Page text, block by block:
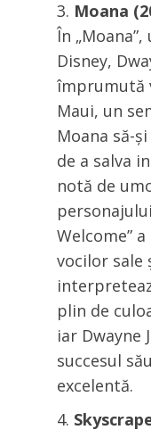
Moana
În
Disney,
împrumută
Maui, un
Moana să-
de a salva
notă de
Welcome”
vocilor sale
plin de
iar Dwayne
succesul
excelentă.